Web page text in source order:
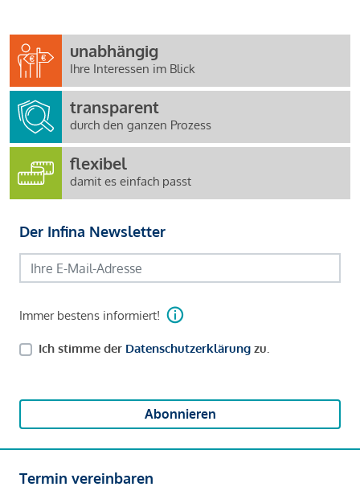
unabhängig
Ihre Interessen im Blick
transparent
durch den ganzen Prozess
flexibel
damit es einfach passt
Der Infina Newsletter
Immer bestens informiert!
Ich stimme der Datenschutzerklärung zu.
Abonnieren
Termin vereinbaren